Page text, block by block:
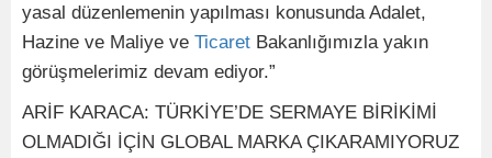
yasal düzenlemenin yapılması konusunda Adalet,
Hazine ve Maliye ve Ticaret Bakanlığımızla yakın
görüşmelerimiz devam ediyor.”
ARİF KARACA: TÜRKİYE’DE SERMAYE BİRİKİMİ
OLMADIĞI İÇİN GLOBAL MARKA ÇIKARAMIYORUZ